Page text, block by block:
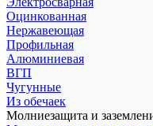
Оцинкованная
Нержавеющая
Профильная
Алюминиевая
ВГП
Чугунные
Из обечаек
Молниезащита и